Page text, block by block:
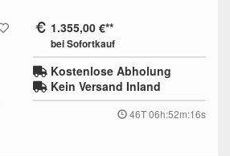
1.355,00 €
bei Sofortkauf
Kostenlose Abholung
Kein Versand Inland
46T 06h:52m:15s